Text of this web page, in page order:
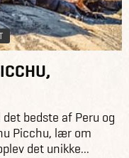
bedste af Peru og
Picchu, lær om
det unikke...